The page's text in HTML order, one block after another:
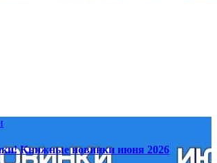
Книжные новинки июня 2026